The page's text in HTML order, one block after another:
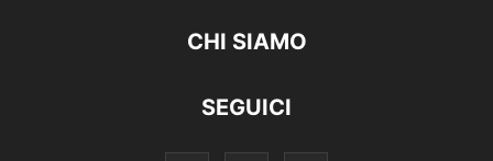
CHI SIAMO
SEGUICI